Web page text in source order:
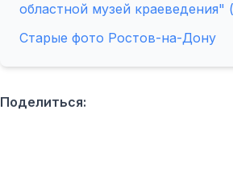
областной музей
Старые фото Ростов-на-Дону
Поделиться: